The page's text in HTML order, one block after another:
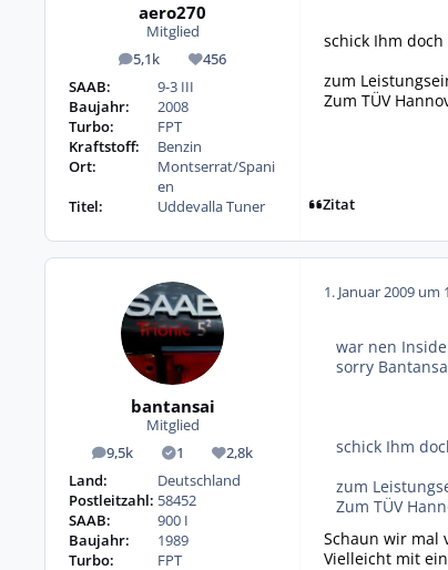
aero270
Mitglied
5,1k
Beiträge 456
Reputation
SAAB:
9-3 III
Baujahr:
2008
Turbo:
FPT
Kraftstoff:
Benzin
Ort:
Montserrat/Spani
en
Titel:
Uddevalla Tuner
schick Ihm
zum
Zum TÜV
Zitat
bantansai
Mitglied
9,5k
Beiträge 1
Lösungen2,8k
Reputation
Land:
Deutschland
Postleitzahl: 58452
SAAB:
900 I
Baujahr:
1989
Turbo:
FPT
1. Januar 2009 um
war nen
sorry
schick Ihm
zum
Zum TÜV
Schaun wir mal
Vielleicht mit